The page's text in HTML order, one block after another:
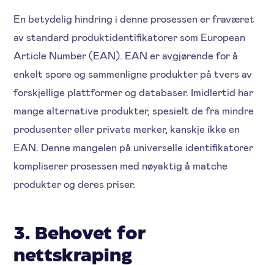
En betydelig hindring i denne prosessen er fraværet
av standard produktidentifikatorer som European
Article Number (EAN). EAN er avgjørende for å
enkelt spore og sammenligne produkter på tvers av
forskjellige plattformer og databaser. Imidlertid har
mange alternative produkter, spesielt de fra mindre
produsenter eller private merker, kanskje ikke en
EAN. Denne mangelen på universelle identifikatorer
kompliserer prosessen med nøyaktig å matche
produkter og deres priser.
3. Behovet for
nettskraping